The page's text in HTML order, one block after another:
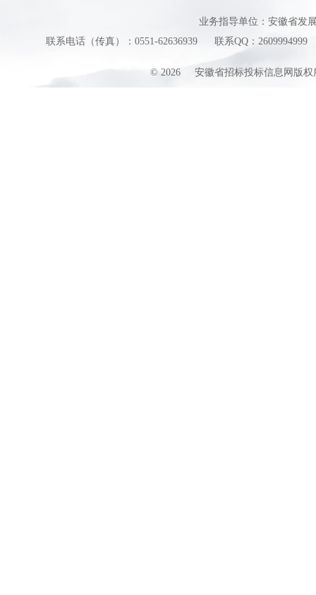
业务指导单位：安徽省发
联系电话（传真）：0551-62636939
联系QQ：2609994999
© 2026 安徽省招标投标信息网版